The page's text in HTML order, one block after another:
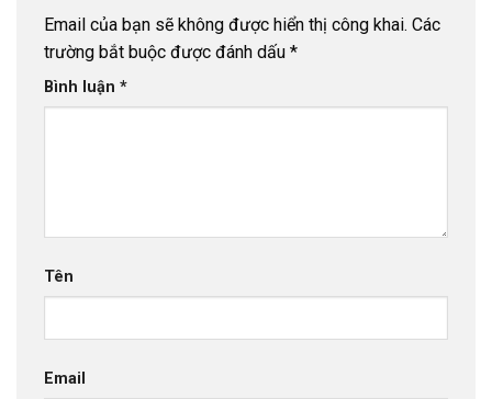
Email của bạn sẽ không được hiển thị công khai. Các
trường bắt buộc được đánh dấu *
Bình luận *
Tên
Email